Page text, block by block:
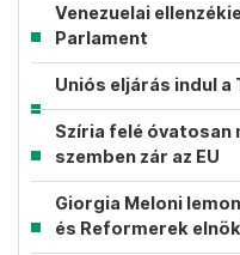
Venezuelai
Parlament
Uniós eljárás indul a
Szíria felé óvatosan
szemben zár az EU
Giorgia Meloni
és Reformerek